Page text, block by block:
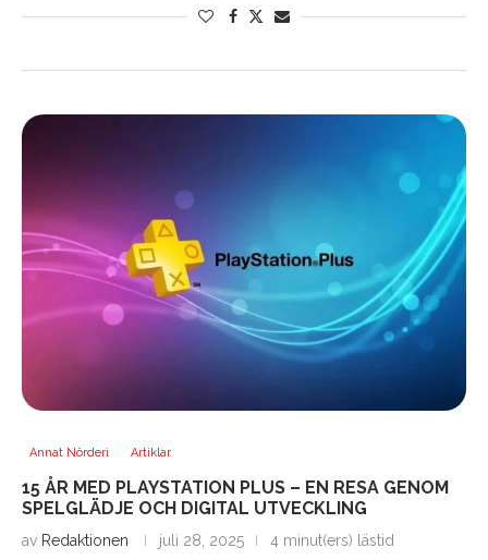
Annat Nörderi Artiklar
15 ÅR MED PLAYSTATION PLUS – EN RESA GENOM
SPELGLÄDJE OCH DIGITAL UTVECKLING
av Redaktionen juli 28, 2025 4 minut(ers) lästid